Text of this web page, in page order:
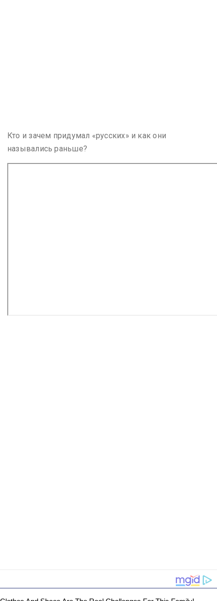
Кто и зачем придумал «русских» и как они
назывались раньше?